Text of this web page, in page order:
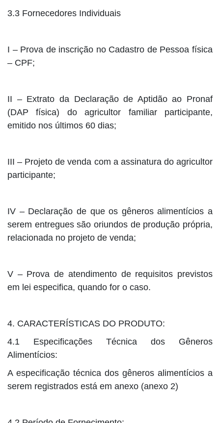
3.3 Fornecedores Individuais
I – Prova de inscrição no Cadastro de Pessoa física
– CPF;
II – Extrato da Declaração de Aptidão ao Pronaf
(DAP física) do agricultor familiar participante,
emitido nos últimos 60 dias;
III – Projeto de venda com a assinatura do agricultor
participante;
IV – Declaração de que os gêneros alimentícios a
serem entregues são oriundos de produção própria,
relacionada no projeto de venda;
V – Prova de atendimento de requisitos previstos
em lei especifica, quando for o caso.
4. CARACTERÍSTICAS DO PRODUTO:
4.1 Especificações Técnica dos Gêneros
Alimentícios:
A especificação técnica dos gêneros alimentícios a
serem registrados está em anexo (anexo 2)